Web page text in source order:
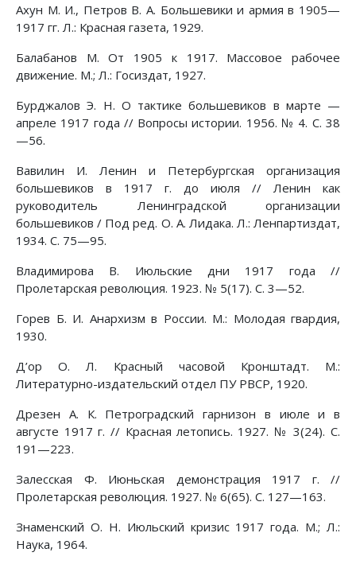
Ахун М. И., Петров В. А. Большевики и армия в 1905—
1917 гг. Л.: Красная газета, 1929.
Балабанов М. От 1905 к 1917. Массовое рабочее
движение. М.; Л.: Госиздат, 1927.
Бурджалов Э. Н. О тактике большевиков в марте —
апреле 1917 года // Вопросы истории. 1956. № 4. С. 38
—56.
Вавилин И. Ленин и Петербургская организация
большевиков в 1917 г. до июля // Ленин как
руководитель Ленинградской организации
большевиков / Под ред. О. А. Лидака. Л.: Ленпартиздат,
1934. С. 75—95.
Владимирова В. Июльские дни 1917 года //
Пролетарская революция. 1923. № 5(17). С. 3—52.
Горев Б. И. Анархизм в России. М.: Молодая гвардия,
1930.
Д’ор О. Л. Красный часовой Кронштадт. М.:
Литературно-издательский отдел ПУ РВСР, 1920.
Дрезен А. К. Петроградский гарнизон в июле и в
августе 1917 г. // Красная летопись. 1927. № 3(24). С.
191—223.
Залесская Ф. Июньская демонстрация 1917 г. //
Пролетарская революция. 1927. № 6(65). С. 127—163.
Знаменский О. Н. Июльский кризис 1917 года. М.; Л.:
Наука, 1964.